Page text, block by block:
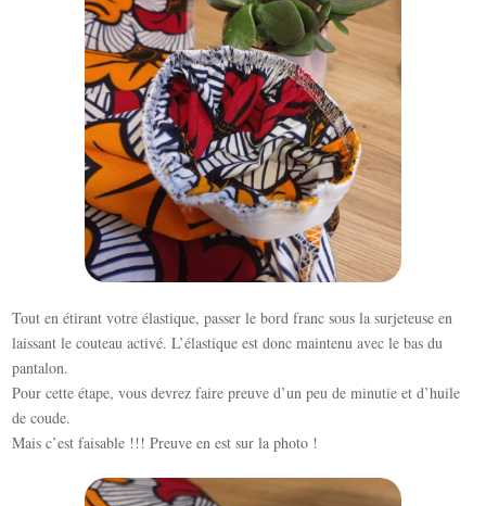
Tout en étirant votre élastique, passer le bord franc sous la surjeteuse en
laissant le couteau activé. L’élastique est donc maintenu avec le bas du
pantalon.
Pour cette étape, vous devrez faire preuve d’un peu de minutie et d’huile
de coude.
Mais c’est faisable !!! Preuve en est sur la photo !